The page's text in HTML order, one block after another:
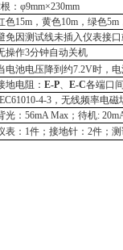
：φ9mm×230mm
色15m，黄色10m，绿色5m
免因测试线未插入仪表接
操作3分钟自动关机
电池电压降到约7.2V时，
地电阻： E-P、 E-C各端口间
4-3，无线频率电磁
光： 56mA Max；待机: 20
表： 1件；接地针：2件；